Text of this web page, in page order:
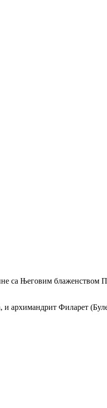
са Његовим
архимандрит Филарет